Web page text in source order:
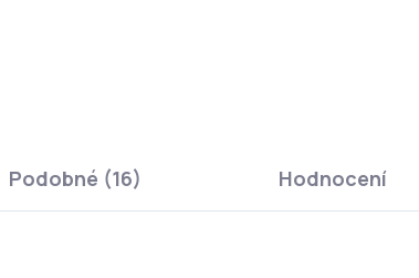
Podobné (16) Hodnocení